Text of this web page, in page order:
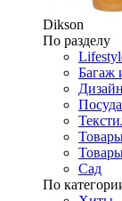
Dikson
По разделу
Багаж
Сад
По